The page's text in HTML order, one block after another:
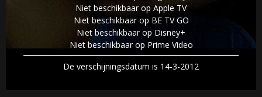
Niet beschikbaar op Apple TV
Niet beschikbaar op BE TV GO
Niet beschikbaar op Disney+
Niet beschikbaar op Prime Video
De verschijningsdatum is 14-3-2012